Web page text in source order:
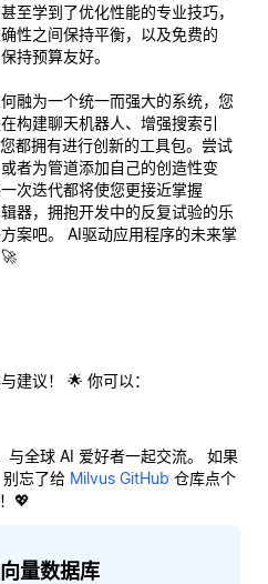
至学到了优化性能的专业技巧，
性之间保持平衡，以及免费的
持预算友好。
融为一个统一而强大的系统，您
构建聊天机器人、增强搜索引
都拥有进行创新的工具包。尝试
者为管道添加自己的创造性变
次迭代都将使您更接近掌握
器，拥抱开发中的反复试验的乐
案吧。 AI驱动应用程序的未来掌
建议！ 🌟 你可以：
与全球 AI 爱好者一起交流。 如果
忘了给 Milvus GitHub 仓库点个
💖
量数据库